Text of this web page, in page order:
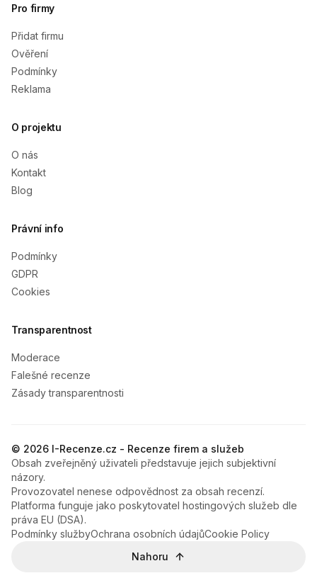
Pro firmy
Přidat firmu
Ověření
Podmínky
Reklama
O projektu
O nás
Kontakt
Blog
Právní info
Podmínky
GDPR
Cookies
Transparentnost
Moderace
Falešné recenze
Zásady transparentnosti
© 2026 I-Recenze.cz - Recenze firem a služeb
Obsah zveřejněný uživateli představuje jejich subjektivní
názory.
Provozovatel nenese odpovědnost za obsah recenzí.
Platforma funguje jako poskytovatel hostingových služeb dle
práva EU (DSA).
Podmínky službyOchrana osobních údajůCookie Policy
Nahoru